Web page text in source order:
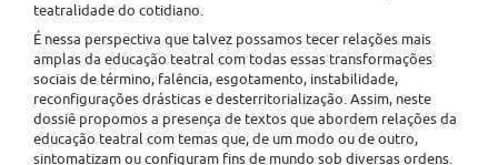
teatralidade do cotidiano.
É nessa perspectiva que talvez possamos tecer relações mais
amplas da educação teatral com todas essas transformações
sociais de término, falência, esgotamento, instabilidade,
reconfigurações drásticas e desterritorialização. Assim, neste
dossiê propomos a presença de textos que abordem relações da
educação teatral com temas que, de um modo ou de outro,
sintomatizam ou configuram fins de mundo sob diversas ordens.